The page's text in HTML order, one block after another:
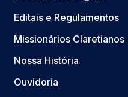
Editais e Regulamentos
Missionários Claretianos
Nossa História
Ouvidoria